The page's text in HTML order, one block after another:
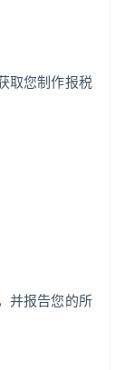
取您制作报税
并报告您的所